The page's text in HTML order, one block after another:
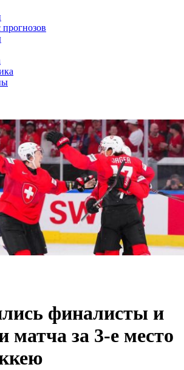
финалисты и
матча за 3-е место